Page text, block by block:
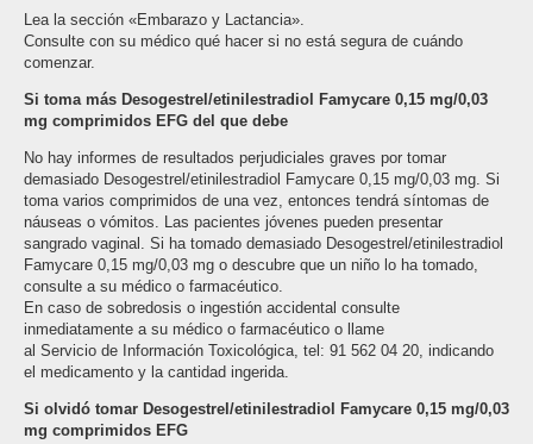
Lea la sección «Embarazo y Lactancia».
Consulte con su médico qué hacer si no está segura de cuándo
comenzar.
Si toma más Desogestrel/etinilestradiol Famycare 0,15 mg/0,03
mg comprimidos EFG del que debe
No hay informes de resultados perjudiciales graves por tomar
demasiado Desogestrel/etinilestradiol Famycare 0,15 mg/0,03 mg. Si
toma varios comprimidos de una vez, entonces tendrá síntomas de
náuseas o vómitos. Las pacientes jóvenes pueden presentar
sangrado vaginal. Si ha tomado demasiado Desogestrel/etinilestradiol
Famycare 0,15 mg/0,03 mg o descubre que un niño lo ha tomado,
consulte a su médico o farmacéutico.
En caso de sobredosis o ingestión accidental consulte
inmediatamente a su médico o farmacéutico o llame
al Servicio de Información Toxicológica, tel: 91 562 04 20, indicando
el medicamento y la cantidad ingerida.
Si olvidó tomar Desogestrel/etinilestradiol Famycare 0,15 mg/0,03
mg comprimidos EFG